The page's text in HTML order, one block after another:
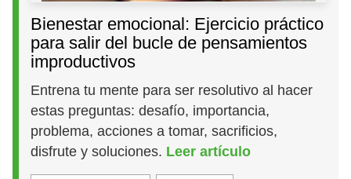
Bienestar emocional: Ejercicio práctico
para salir del bucle de pensamientos
improductivos
Entrena tu mente para ser resolutivo al hacer
estas preguntas: desafío, importancia,
problema, acciones a tomar, sacrificios,
disfrute y soluciones. Leer artículo